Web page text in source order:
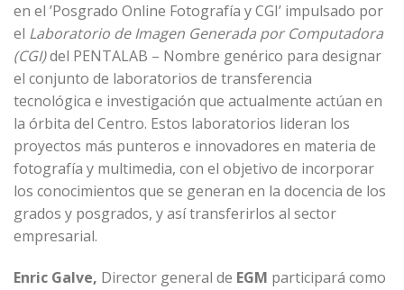
en el ’Posgrado Online Fotografía y CGI’ impulsado por
el Laboratorio de Imagen Generada por Computadora
(CGI)del PENTALAB – Nombre genérico para designar
el conjunto de laboratorios de transferencia
tecnológica e investigación que actualmente actúan en
la órbita del Centro. Estos laboratorios lideran los
proyectos más punteros e innovadores en materia de
fotografía y multimedia, con el objetivo de incorporar
los conocimientos que se generan en la docencia de los
grados y posgrados, y así transferirlos al sector
empresarial.
Enric Galve, Director general de EGM participará como